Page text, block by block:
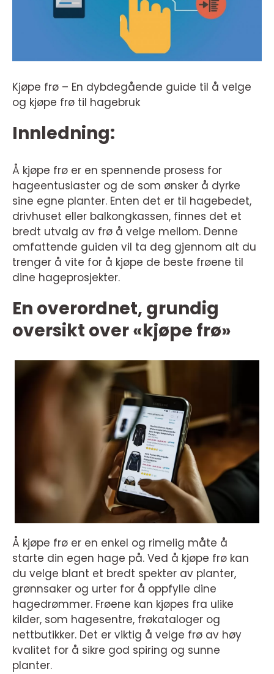
Kjøpe frø – En dybdegående guide til å velge
og kjøpe frø til hagebruk
Innledning:
Å kjøpe frø er en spennende prosess for
hageentusiaster og de som ønsker å dyrke
sine egne planter. Enten det er til hagebedet,
drivhuset eller balkongkassen, finnes det et
bredt utvalg av frø å velge mellom. Denne
omfattende guiden vil ta deg gjennom alt du
trenger å vite for å kjøpe de beste frøene til
dine hageprosjekter.
En overordnet, grundig
oversikt over «kjøpe frø»
Å kjøpe frø er en enkel og rimelig måte å
starte din egen hage på. Ved å kjøpe frø kan
du velge blant et bredt spekter av planter,
grønnsaker og urter for å oppfylle dine
hagedrømmer. Frøene kan kjøpes fra ulike
kilder, som hagesentre, frøkataloger og
nettbutikker. Det er viktig å velge frø av høy
kvalitet for å sikre god spiring og sunne
planter.